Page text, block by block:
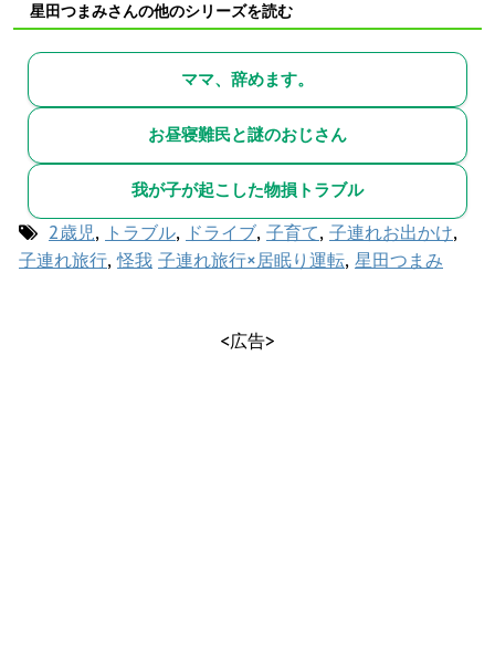
星田つまみさんの他のシリーズを読む
ママ、辞めます。
お昼寝難民と謎のおじさん
我が子が起こした物損トラブル
2歳児, トラブル, ドライブ, 子育て, 子連れお出かけ,
子連れ旅行,怪我 子連れ旅行×居眠り運転, 星田つまみ
<広告>